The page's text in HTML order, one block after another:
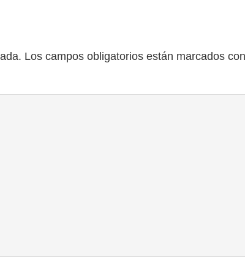
Los campos obligatorios están marcados